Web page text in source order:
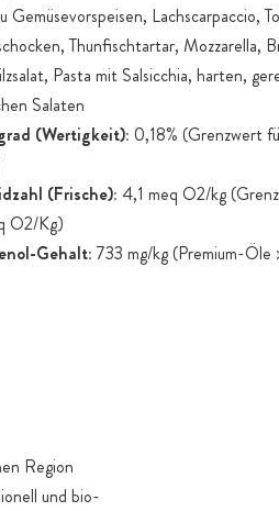
Gemüsevorspeisen, Lachscarpaccio,
Thunfischtartar, Mozzarella,
Pasta mit Salsicchia, harten,
Salaten
(Wertigkeit): 0,18% (Grenzwert
(Frische): 4,1 meq O2/kg
O2/Kg)
Gehalt: 733 mg/kg (Premium-Öle
Region
und bio-